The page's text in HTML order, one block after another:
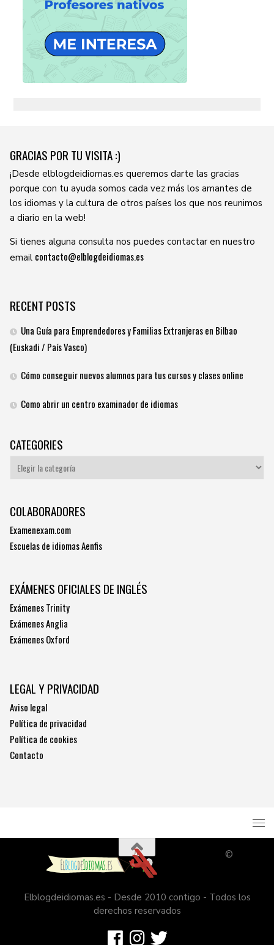
GRACIAS POR TU VISITA :)
¡Desde elblogdeidiomas.es queremos darte las gracias
porque con tu ayuda somos cada vez más los amantes de
los idiomas y la cultura de otros países los que nos reunimos
a diario en la web!
Si tienes alguna consulta nos puedes contactar en nuestro
email contacto@elblogdeidiomas.es
RECENT POSTS
Una Guía para Emprendedores y Familias Extranjeras en Bilbao
(Euskadi / País Vasco)
Cómo conseguir nuevos alumnos para tus cursos y clases online
Como abrir un centro examinador de idiomas
CATEGORIES
Categories
COLABORADORES
Examenexam.com
Escuelas de idiomas Aenfis
EXÁMENES OFICIALES DE INGLÉS
Exámenes Trinity
Exámenes Anglia
Exámenes Oxford
LEGAL Y PRIVACIDAD
Aviso legal
Política de privacidad
Política de cookies
Contacto
©
Elblogdeidiomas.es - Desde 2010 contigo - Todos los
derechos reservados